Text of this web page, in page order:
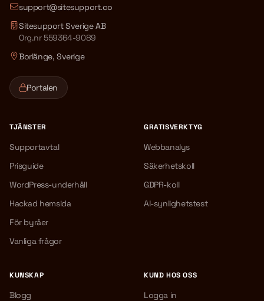
support@sitesupport.co
Sitesupport Sverige AB
Org.nr 559364-9089
Borlänge, Sverige
Portalen
TJÄNSTER
Supportavtal
Prisguide
WordPress-underhåll
Hackad hemsida
För byråer
Vanliga frågor
GRATISVERKTYG
Webbanalys
Säkerhetskoll
GDPR-koll
AI-synlighetstest
KUNSKAP
Blogg
KUND HOS OSS
Logga in